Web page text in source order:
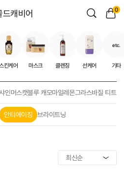
드캐비어 0
킨케어 마스크 클렌징 선케어
etc.
기타
인머스캣블루 캐모마일레몬그라스바질 티트리
안티에이징 브라이트닝